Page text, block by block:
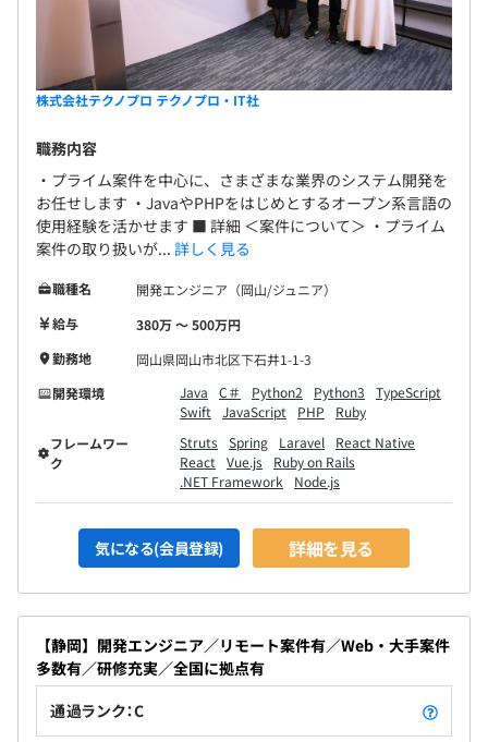
株式会社テクノプロ テクノプロ・IT社
職務内容
・プライム案件を中心に、さまざまな業界のシステム開発を
お任せします ・JavaやPHPをはじめとするオープン系言語の
使用経験を活かせます ■ 詳細 ＜案件について＞ ・プライム
案件の取り扱いが... 詳しく見る
職種名
開発エンジニア（岡山/ジュニア）
給与
380万 〜 500万円
勤務地
岡山県岡山市北区下石井1-1-3
開発環境
Java C＃ Python2 Python3
TypeScript
Swift
JavaScript PHP
Ruby
フレームワー
ク
Struts Spring Laravel
React Native
React
Vue.js
Ruby on Rails
.NET Framework
Node.js
気になる(会員登録) 詳細を見る
【静岡】開発エンジニア／リモート案件有／Web・大手案件
多数有／研修充実／全国に拠点有
通過ランク：C